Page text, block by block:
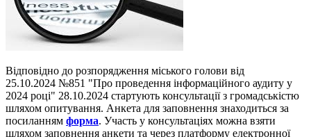
Відповідно до розпорядження міського голови від
25.10.2024 №851 "Про проведення інформаційного аудиту у
2024 році" 28.10.2024 стартують консультації з громадськістю
шляхом опитування. Анкета для заповнення знаходиться за
посиланням форма. Участь у консультаціях можна взяти
шляхом заповнення анкети та через платформу електронної